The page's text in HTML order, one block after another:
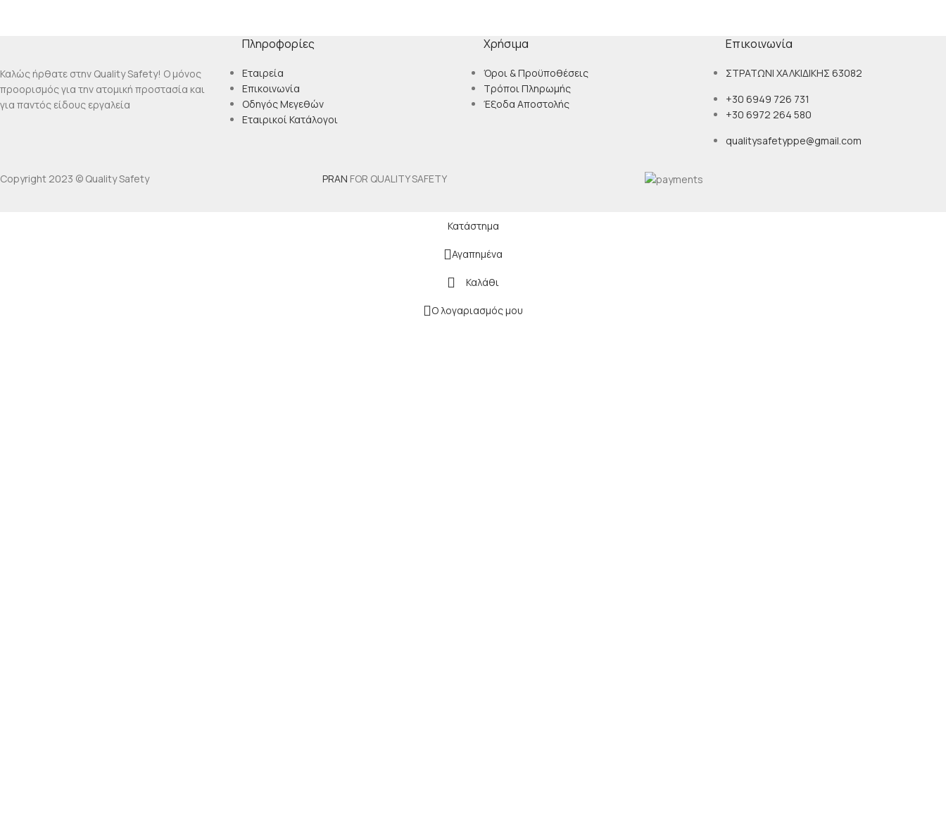
Καλώς ήρθατε στην Quality Safety! Ο μόνος
προορισμός για την ατομική προστασία και
για παντός είδους εργαλεία
Πληροφορίες
Εταιρεία
Επικοινωνία
Οδηγός Μεγεθών
Εταιρικοί Κατάλογοι
Χρήσιμα
Όροι & Προϋποθέσεις
Τρόποι Πληρωμής
Έξοδα Αποστολής
Επικοινωνία
ΣΤΡΑΤΩΝΙ ΧΑΛΚΙΔΙΚΗΣ 63082
+30 6949 726 731
+30 6972 264 580
qualitysafetyppe@gmail.com
Copyright 2023 © Quality Safety PRAN FOR QUALITY SAFETY
Κατάστημα
Αγαπημένα
Καλάθι
Ο λογαριασμός μου